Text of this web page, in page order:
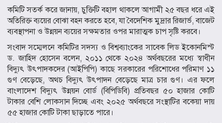
কমিটি সতর্ক করে জানায়, চুক্তিটি বহাল থাকলে আগামী ২৫ বছর ধরে এই
অতিরিক্ত ব্যয়ের বোঝা বহন করতে হবে, যা বৈদেশিক মুদ্রার রিজার্ভ, বাজেট
ব্যবস্থাপনা ও উন্নয়ন ব্যয়ের সক্ষমতার ওপর মারাত্মক চাপ সৃষ্টি করবে।
সংবাদ সম্মেলনে কমিটির সদস্য ও বিশ্বব্যাংকের সাবেক লিড ইকোনমিস্ট
ড. জাহিদ হোসেন বলেন, ২০১১ থেকে ২০২৪ অর্থবছরের মধ্যে স্বাধীন
বিদ্যুৎ উৎপাদকদের (আইপিপি) কাছে সরকারের পরিশোধের পরিমাণ ১১
গুণ বেড়েছে, অথচ বিদ্যুৎ উৎপাদন বেড়েছে মাত্র চার গুণ। এর ফলে
বাংলাদেশ বিদ্যুৎ উন্নয়ন বোর্ড (বিপিডিবি) প্রতিবছর ৫০ হাজার কোটি
টাকার বেশি লোকসান দিচ্ছে এবং ২০২৫ অর্থবছরে সংস্থাটির বকেয়া দায়
৫৫ হাজার কোটি টাকা ছাড়াতে পারে।